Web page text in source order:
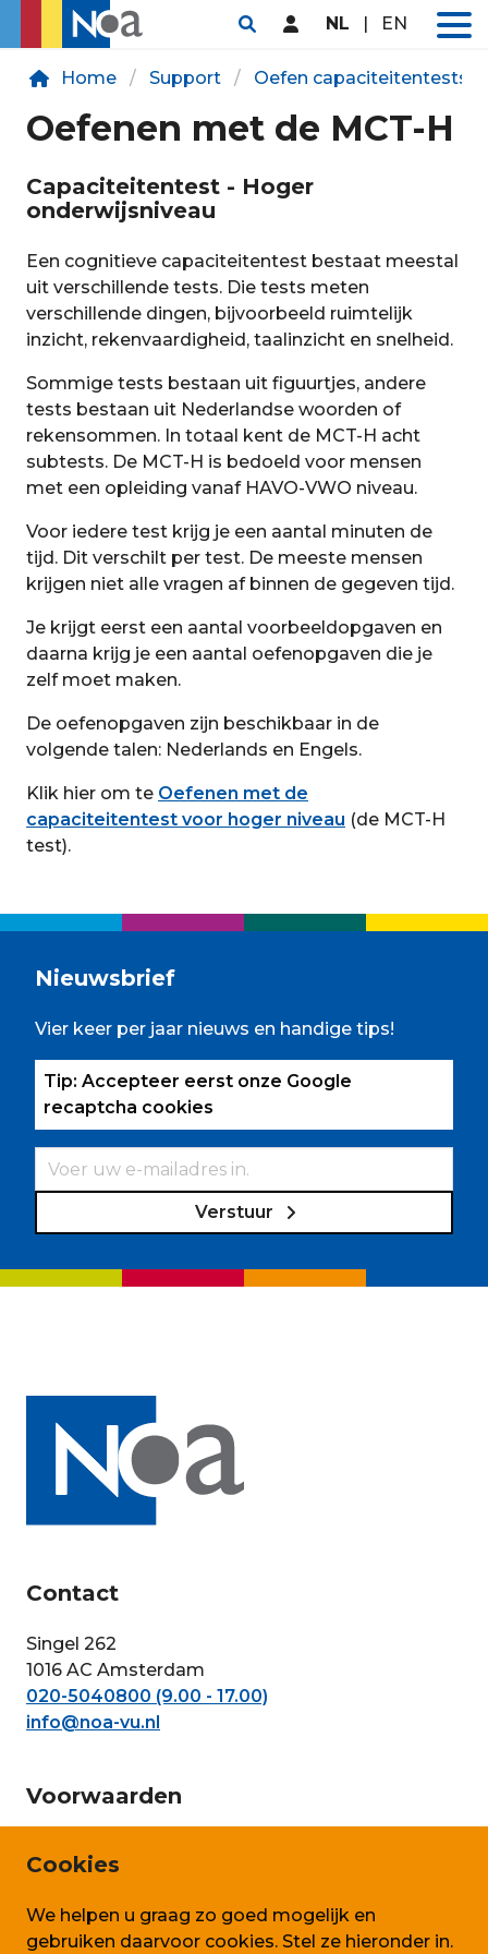
NL | EN
Home Support Oefen capaciteitentests
Oefenen met de MCT-H
Capaciteitentest - Hoger
onderwijsniveau
Een cognitieve capaciteitentest bestaat meestal
uit verschillende tests. Die tests meten
verschillende dingen, bijvoorbeeld ruimtelijk
inzicht, rekenvaardigheid, taalinzicht en snelheid.
Sommige tests bestaan uit figuurtjes, andere
tests bestaan uit Nederlandse woorden of
rekensommen. In totaal kent de MCT-H acht
subtests. De MCT-H is bedoeld voor mensen
met een opleiding vanaf HAVO-VWO niveau.
Voor iedere test krijg je een aantal minuten de
tijd. Dit verschilt per test. De meeste mensen
krijgen niet alle vragen af binnen de gegeven tijd.
Je krijgt eerst een aantal voorbeeldopgaven en
daarna krijg je een aantal oefenopgaven die je
zelf moet maken.
De oefenopgaven zijn beschikbaar in de
volgende talen: Nederlands en Engels.
Klik hier om te Oefenen met de
capaciteitentest voor hoger niveau (de MCT-H
test).
Nieuwsbrief
Vier keer per jaar nieuws en handige tips!
Tip: Accepteer eerst onze Google
recaptcha cookies
Verstuur
Contact
Singel 262
1016 AC Amsterdam
020-5040800 (9.00 - 17.00)
info@noa-vu.nl
Voorwaarden
Algemene voorwaarden SLA
Cookies
We helpen u graag zo goed mogelijk en
gebruiken daarvoor cookies. Stel ze hieronder in.